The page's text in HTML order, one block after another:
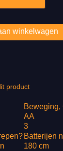
product
Beweging,
AA
3
Batterijen
180 cm